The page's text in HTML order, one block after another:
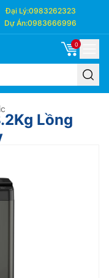
Đại Lý:0983262323
Dự Án:0983666996
0
Lồng